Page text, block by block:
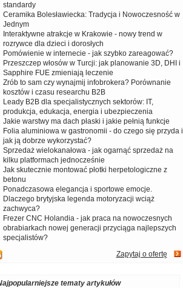
standardy
Ceramika Bolesławiecka: Tradycja i Nowoczesność w
Jednym
Interaktywne atrakcje w Krakowie - nowy trend w
rozrywce dla dzieci i dorosłych
Pomówienie w internecie - jak szybko zareagować?
Przeszczep włosów w Turcji: jak planowanie 3D, DHI i
Sapphire FUE zmieniają leczenie
Zrób to sam czy wynajmij infobrokera? Porównanie
kosztów i czasu researchu B2B
Leady B2B dla specjalistycznych sektorów: IT,
produkcja, edukacja, energia i ubezpieczenia
Jakie warstwy ma dach płaski i jakie pełnią funkcje
Folia aluminiowa w gastronomii - do czego się przyda i
jak ją dobrze wykorzystać?
Sprzedaż wielokanałowa - jak ogarnąć sprzedaż na
kilku platformach jednocześnie
Jak skutecznie montować płotki herpetologiczne z
betonu
Ponadczasowa elegancja i sportowe emocje.
Dlaczego brytyjska legenda motoryzacji wciąż
zachwyca?
Frezer CNC Holandia - jak praca na nowoczesnych
obrabiarkach nowej generacji przyciąga najlepszych
specjalistów?
Zapytaj o ofertę
tematy artykułów